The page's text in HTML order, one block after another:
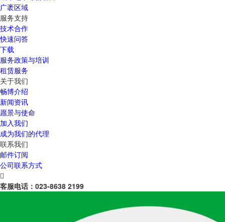
广袤区域
服务支持
技术合作
快速问答
下载
服务政策与培训
租赁服务
关于我们
畅博介绍
新闻资讯
愿景与使命
加入我们
成为我们的代理
联系我们
邮件订阅
公司联系方式

客服电话： 023-8638 2199